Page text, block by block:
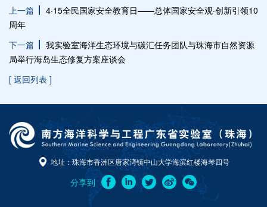
上一篇
4·15全民国家安全教育日——总体国家安全观·创新引领10
周年
下一篇
我实验室海洋生态环境与碳汇任务团队与珠海市自然资源
局举行海岛生态修复方案座谈会
[ 返回列表 ]
地址：珠海市香洲区唐家湾镇中山大学海滨红楼海琴四号
分享到